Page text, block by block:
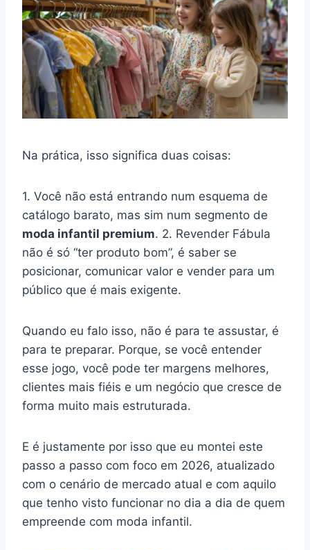
Na prática, isso significa duas coisas:
1. Você não está entrando num esquema de
catálogo barato, mas sim num segmento de
moda infantil premium. 2. Revender Fábula
não é só “ter produto bom”, é saber se
posicionar, comunicar valor e vender para um
público que é mais exigente.
Quando eu falo isso, não é para te assustar, é
para te preparar. Porque, se você entender
esse jogo, você pode ter margens melhores,
clientes mais fiéis e um negócio que cresce de
forma muito mais estruturada.
E é justamente por isso que eu montei este
passo a passo com foco em 2026, atualizado
com o cenário de mercado atual e com aquilo
que tenho visto funcionar no dia a dia de quem
empreende com moda infantil.